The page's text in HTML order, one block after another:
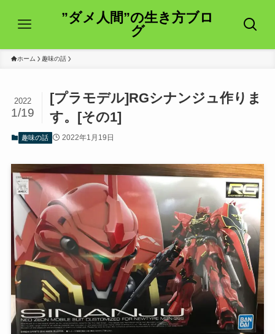
”ダメ人間”の生き方ブロ
グ
ホーム 趣味の話
[プラモデル]RGシナンジュ作りま
す。[その1]
2022
1/19
趣味の話 2022年1月19日